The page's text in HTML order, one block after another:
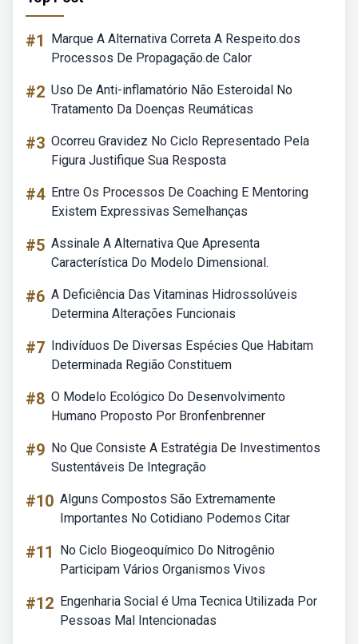
#1
Marque A Alternativa Correta A Respeito.dos
Processos De Propagação.de Calor
#2 Uso De Anti-inflamatório Não Esteroidal No
Tratamento Da Doenças Reumáticas
#3 Ocorreu Gravidez No Ciclo Representado Pela
Figura Justifique Sua Resposta
#4 Entre Os Processos De Coaching E Mentoring
Existem Expressivas Semelhanças
#5 Assinale A Alternativa Que Apresenta
Característica Do Modelo Dimensional.
#6 A Deficiência Das Vitaminas Hidrossolúveis
Determina Alterações Funcionais
#7 Indivíduos De Diversas Espécies Que Habitam
Determinada Região Constituem
#8 O Modelo Ecológico Do Desenvolvimento
Humano Proposto Por Bronfenbrenner
#9 No Que Consiste A Estratégia De Investimentos
Sustentáveis De Integração
#10 Alguns Compostos São Extremamente
Importantes No Cotidiano Podemos Citar
#11
No Ciclo Biogeoquímico Do Nitrogênio
Participam Vários Organismos Vivos
#12 Engenharia Social é Uma Tecnica Utilizada Por
Pessoas Mal Intencionadas